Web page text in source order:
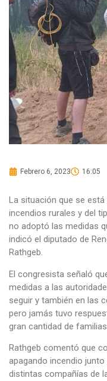
Febrero 6, 2023 16:05
La situación que se
incendios rurales y del
no adoptó las medidas
indicó el diputado de
Rathgeb.
El congresista señaló
medidas a las
seguir y también en las
pero jamás tuvo
gran cantidad de
Rathgeb comentó que
apagando incendio
distintas compañías de